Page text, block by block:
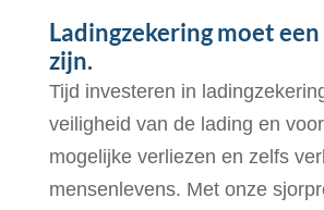
Ladingzekering moet
zijn.
Tijd investeren in
veiligheid van de lading en
mogelijke verliezen en zelfs
mensenlevens. Met onze